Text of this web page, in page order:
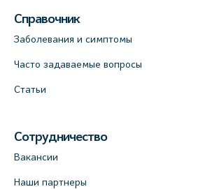
Справочник
Заболевания и симптомы
Часто задаваемые вопросы
Статьи
Сотрудничество
Вакансии
Наши партнеры